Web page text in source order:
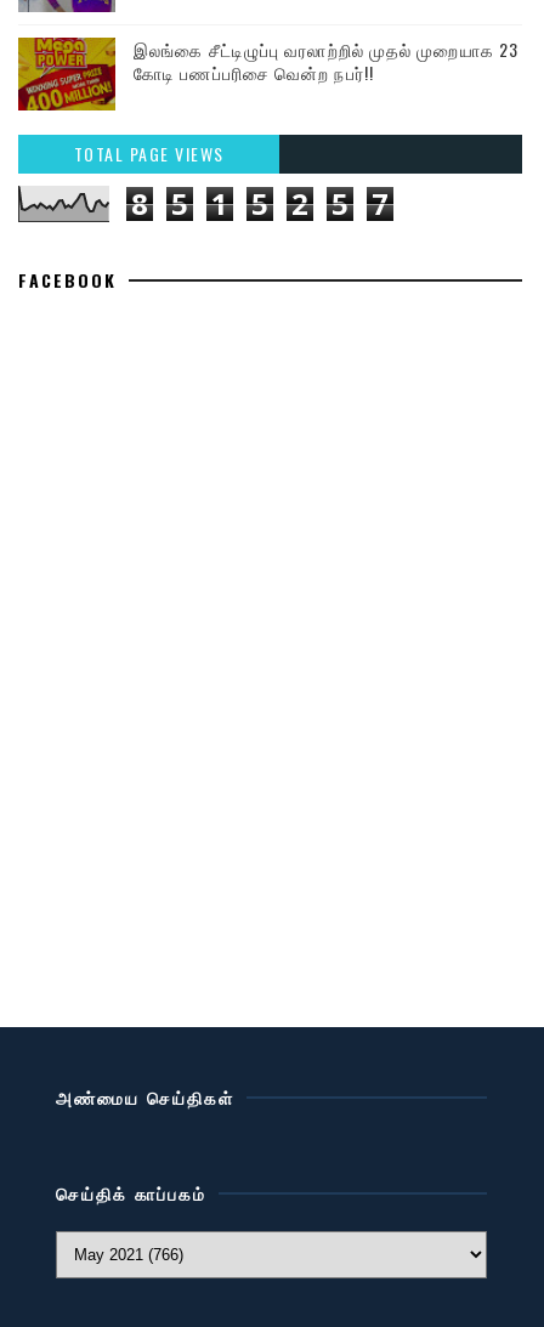
இலங்கை சீட்டிழுப்பு வரலாற்றில் முதல் முறையாக 23
கோடி பணப்பரிசை வென்ற நபர்!!
TOTAL PAGE VIEWS
8 5 1 5 2 5 7
FACEBOOK
அண்மைய செய்திகள்
செய்திக் காப்பகம்